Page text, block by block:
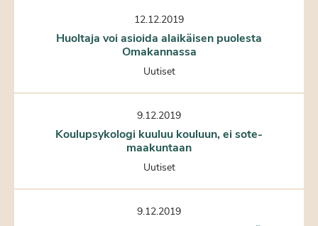
12.12.2019
Huoltaja voi asioida alaikäisen puolesta
Omakannassa
Uutiset
9.12.2019
Koulupsykologi kuuluu kouluun, ei sote-
maakuntaan
Uutiset
9.12.2019